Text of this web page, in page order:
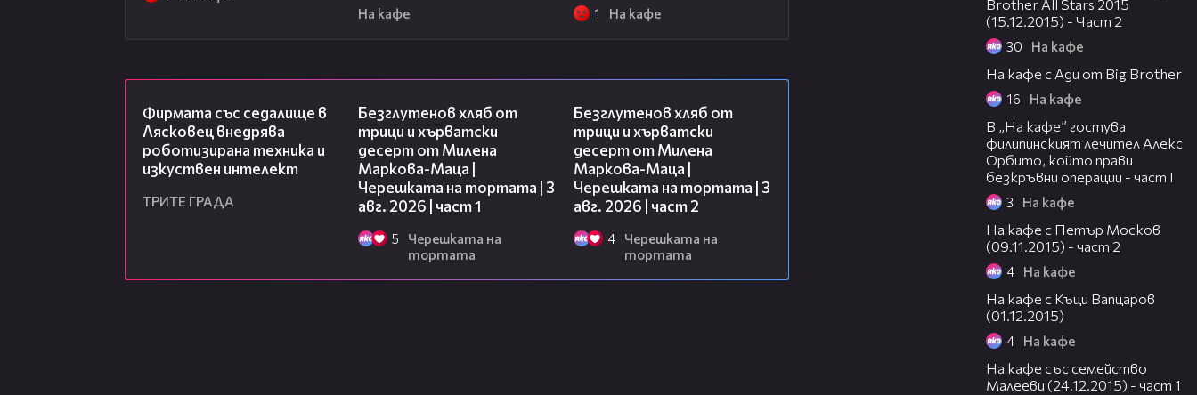
На кафе 1 На кафе
Фирмата със седалище в
Лясковец внедрява
роботизирана техника и
изкуствен интелект
ТРИТЕ ГРАДА
Безглутенов хляб от
трици и хърватски
десерт от Милена
Маркова-Маца |
Черешката на тортата | 3
авг. 2026 | част 1
5
Черешката на
тортата
Безглутенов хляб от
трици и хърватски
десерт от Милена
Маркова-Маца |
Черешката на тортата | 3
авг. 2026 | част 2
4
Черешката на
тортата
Brother All Stars 2015
(15.12.2015) - Част 2
30 На кафе
На кафе с Ади от Big Brother
16 На кафе
В „На кафе” гостува
филипинският лечител Алекс
Oрбито, който прави
безкръвни операции - част I
3 На кафе
На кафе с Петър Москов
(09.11.2015) - част 2
4 На кафе
На кафе с Къци Вапцаров
(01.12.2015)
4 На кафе
На кафе със семейство
Малееви (24.12.2015) - част 1